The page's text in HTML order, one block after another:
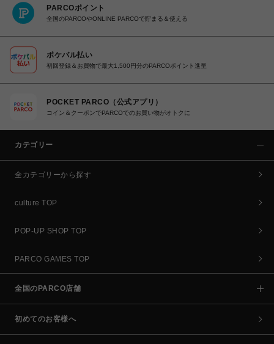
PARCOポイント
全国のPARCOやONLINE PARCOで貯まる＆使える
ポケパル払い
初回登録＆お買物で最大1,500円分のPARCOポイント進呈
POCKET PARCO（公式アプリ）
コイン＆クーポンでPARCOでのお買い物がオトクに
カテゴリー
全カテゴリーから探す
culture TOP
POP-UP SHOP TOP
PARCO GAMES TOP
全国のPARCO店舗
初めてのお客様へ